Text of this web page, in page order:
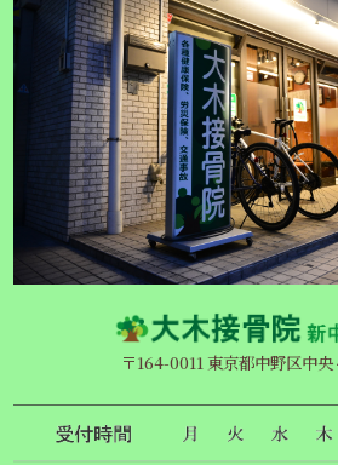
〒164-0011 東京都中野区中央